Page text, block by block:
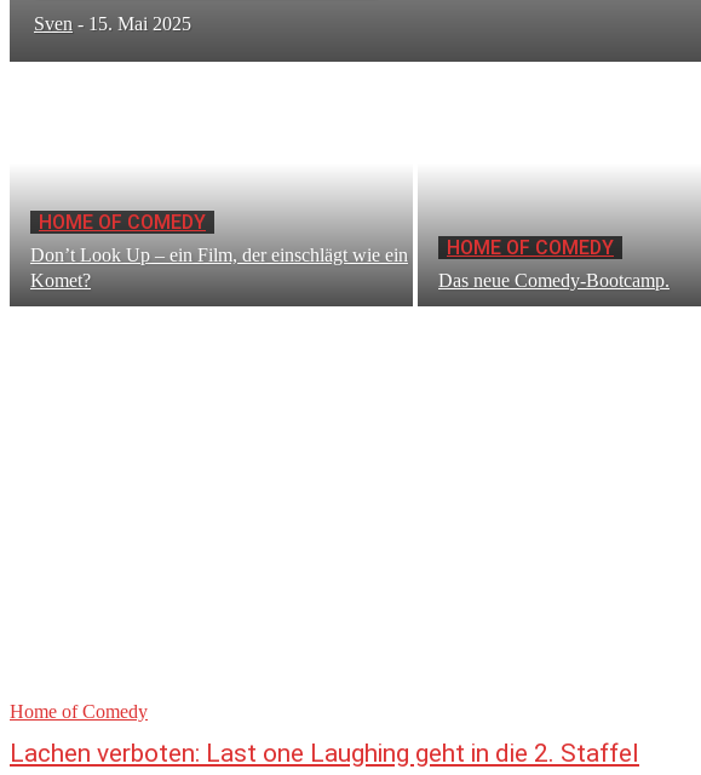
Sven - 15. Mai 2025
HOME OF COMEDY
Don’t Look Up – ein Film, der einschlägt wie ein
Komet?
HOME OF COMEDY
Das neue Comedy-Bootcamp.
Home of Comedy
Lachen verboten: Last one Laughing geht in die 2. Staffel